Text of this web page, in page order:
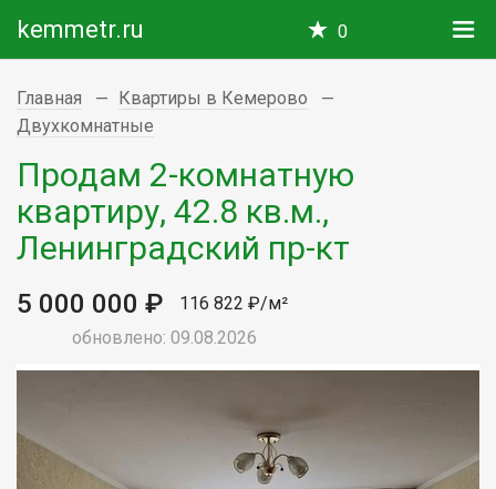
kemmetr.ru 0
Главная
Квартиры в Кемерово
Двухкомнатные
Продам 2-комнатную
квартиру, 42.8 кв.м.,
Ленинградский пр-кт
5 000 000 ₽
116 822 ₽/м²
обновлено: 09.08.2026